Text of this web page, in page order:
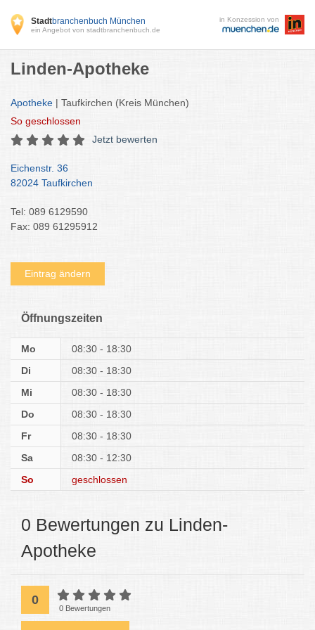
Stadtbranchenbuch München
ein Angebot von stadtbranchenbuch.de
in Konzession von
Linden-Apotheke
Apotheke | Taufkirchen (Kreis München)
So geschlossen
Jetzt bewerten
Eichenstr. 36
82024 Taufkirchen
Tel: 089 6129590
Fax: 089 61295912
Eintrag ändern
Öffnungszeiten
Mo
08:30 - 18:30
Di
08:30 - 18:30
Mi
08:30 - 18:30
Do
08:30 - 18:30
Fr
08:30 - 18:30
Sa
08:30 - 12:30
So
geschlossen
0 Bewertungen zu Linden-
Apotheke
0
0 Bewertungen